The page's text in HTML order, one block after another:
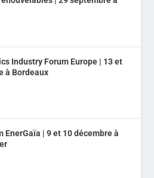
Industry Forum Europe | 13 et
à Bordeaux
EnerGaïa | 9 et 10 décembre à